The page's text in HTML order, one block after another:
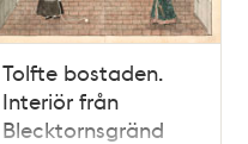
Tolfte bostaden.
Interiör från
Blecktornsgränd